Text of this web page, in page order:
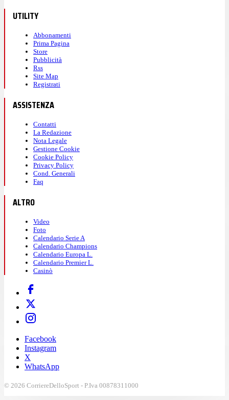
UTILITY
Abbonamenti
Prima Pagina
Store
Pubblicità
Rss
Site Map
Registrati
ASSISTENZA
Contatti
La Redazione
Nota Legale
Gestione Cookie
Cookie Policy
Privacy Policy
Cond. Generali
Faq
ALTRO
Video
Foto
Calendario Serie A
Calendario Champions
Calendario Europa L.
Calendario Premier L.
Casinò
Facebook
Instagram
X
WhatsApp
© 2026 CorriereDelloSport - P.Iva 00878311000